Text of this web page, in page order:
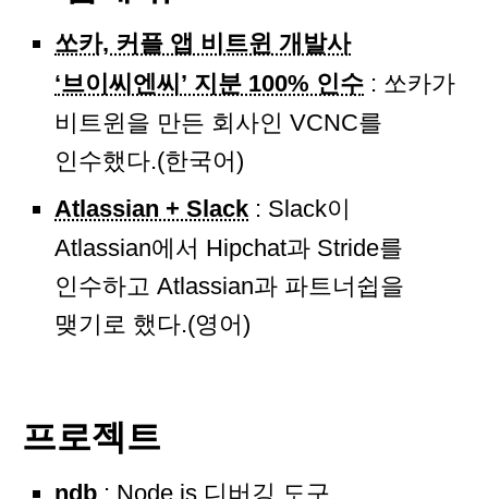
쏘카, 커플 앱 비트윈 개발사
‘브이씨엔씨’ 지분 100% 인수 : 쏘카가
비트윈을 만든 회사인 VCNC를
인수했다.(한국어)
Atlassian + Slack : Slack이
Atlassian에서 Hipchat과 Stride를
인수하고 Atlassian과 파트너쉽을
맺기로 했다.(영어)
프로젝트
ndb : Node.js 디버깅 도구.